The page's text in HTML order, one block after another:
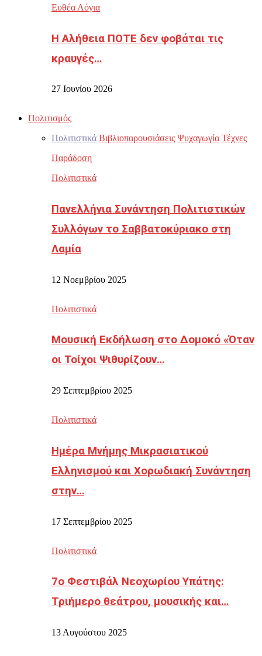
Ευθέα Λόγια
Η Αλήθεια ΠΟΤΕ δεν φοβάται τις
κραυγές…
27 Ιουνίου 2026
Πολιτισμός
Πολιτιστικά Βιβλιοπαρουσιάσεις Ψυχαγωγία Τέχνες
Παράδοση
Πολιτιστικά
Πανελλήνια Συνάντηση Πολιτιστικών
Συλλόγων το Σαββατοκύριακο στη
Λαμία
12 Νοεμβρίου 2025
Πολιτιστικά
Μουσική Εκδήλωση στο Δομοκό «Όταν
οι Τοίχοι Ψιθυρίζουν…
29 Σεπτεμβρίου 2025
Πολιτιστικά
Ημέρα Μνήμης Μικρασιατικού
Ελληνισμού και Χορωδιακή Συνάντηση
στην…
17 Σεπτεμβρίου 2025
Πολιτιστικά
7ο Φεστιβάλ Νεοχωρίου Υπάτης:
Τριήμερο θεάτρου, μουσικής και…
13 Αυγούστου 2025